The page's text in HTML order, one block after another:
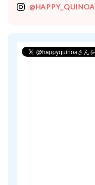
@HAPPY_QUINOA